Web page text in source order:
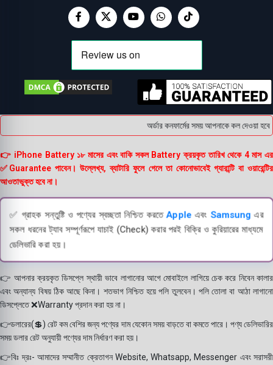
অর্ডার কনফার্মের সময় আপনাকে কল দেওয়া
👉 iPhone Battery ১৮ মাসের এবং বাকি সকল Battery ক্রয়কৃত তারিখ থেকে 4 মাস এর
✅Guarantee পাবেন। উল্লেখ্য, ব্যাটারি ফুলে গেলে তা কোনোভাবেই গ্যারান্টি বা ওয়ারেন্টির
আওতাভুক্ত হবে না।
✅ গ্রাহক সন্তুষ্টি ও পণ্যের স্বচ্ছতা নিশ্চিত করতেApple এবংSamsung এর
সকল ধরনের ট্যাব সম্পূর্ণরূপে যাচাই (Check) করার পরই বিক্রি ও কুরিয়ারের মাধ্যমে
ডেলিভারি করা হয়।
👉 আপনার ক্রয়কৃত ডিসপ্লে স্থায়ী ভাবে লাগানোর আগে মোবাইলে লাগিয়ে চেক করে নিবেন কালার
এবং অন্যান্য বিষয় ঠিক আছে কিনা। শতভাগ নিশ্চিত হয়ে পলি তুলবেন। পলি তোলা বা আঠা লাগানো
ডিসপ্লেতে ❌Warranty প্রদান করা হয় না।
👉ডলারের(💲) রেট কম বেশির জন্য পণ্যের দাম যেকোন সময় বাড়তে বা কমতে পারে। পণ্য ডেলিভারির
সময় ডলার রেট অনুযায়ী পণ্যের দাম নির্ধারণ করা হয়।
👉বিঃ দ্রঃ- আমাদের সম্মানীত ক্রেতাগন Website, Whatsapp, Messenger এবং সরাসরী